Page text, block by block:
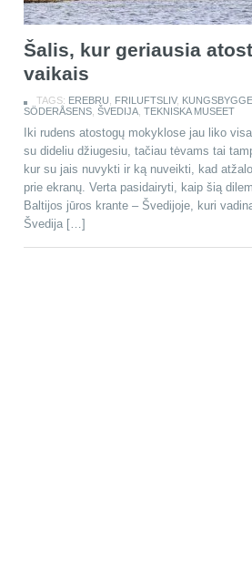
Šalis, kur geriausia
vaikais
TAGS: EREBRU FRILUFTSLIV,
SÖDERÅSENS, ŠVEDIJA, TEKNISKA MUSEET
Iki rudens atostogų mokyklose jau liko
su dideliu džiugesiu, tačiau tėvams tai
kur su jais nuvykti ir ką nuveikti, kad
prie ekranų. Verta pasidairyti, kaip šią
Baltijos jūros krante – Švedijoje, kuri
Švedija […]